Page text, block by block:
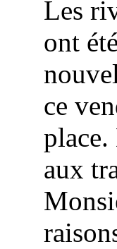
Les
ont
ce
aux